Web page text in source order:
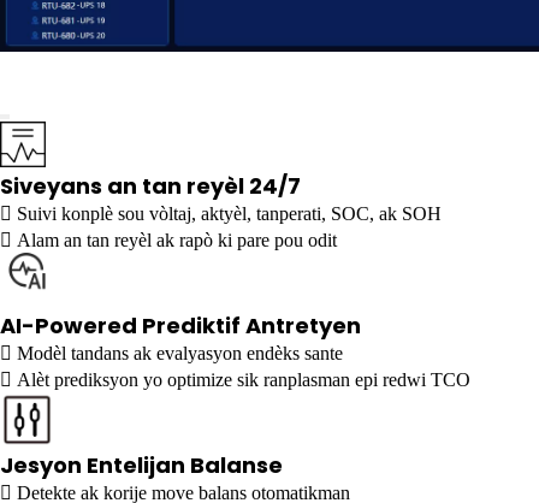
Siveyans an tan reyèl 24/7
 Suivi konplè sou vòltaj, aktyèl, tanperati, SOC, ak SOH
 Alam an tan reyèl ak rapò ki pare pou odit
AI-Powered Prediktif Antretyen
 Modèl tandans ak evalyasyon endèks sante
 Alèt prediksyon yo optimize sik ranplasman epi redwi TCO
Jesyon Entelijan Balanse
 Detekte ak korije move balans otomatikman